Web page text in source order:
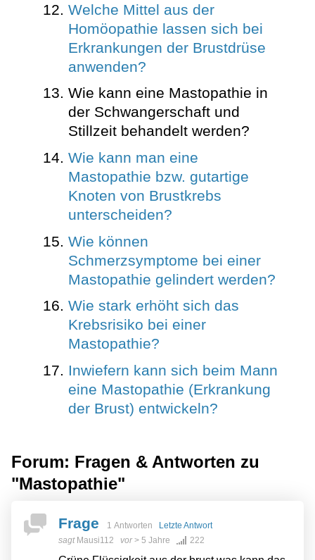
Welche Mittel aus der
Homöopathie lassen sich bei
Erkrankungen der Brustdrüse
anwenden?
Wie kann eine Mastopathie in
der Schwangerschaft und
Stillzeit behandelt werden?
Wie kann man eine
Mastopathie bzw. gutartige
Knoten von Brustkrebs
unterscheiden?
Wie können
Schmerzsymptome bei einer
Mastopathie gelindert werden?
Wie stark erhöht sich das
Krebsrisiko bei einer
Mastopathie?
Inwiefern kann sich beim Mann
eine Mastopathie (Erkrankung
der Brust) entwickeln?
Forum: Fragen & Antworten zu
"Mastopathie"
Frage 1 Antworten
Letzte Antwort
sagt Mausi112 vor> 5 Jahre 222